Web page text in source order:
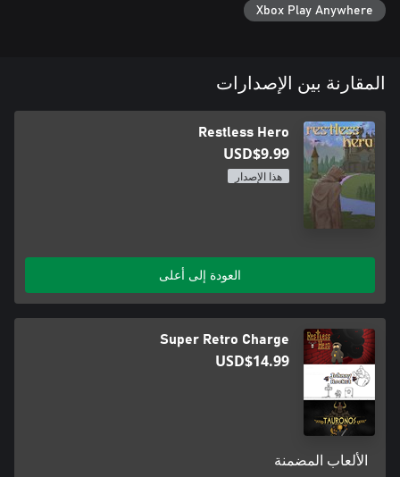
Xbox Play Anywhere
المقارنة بين الإصدارات
Restless Hero
USD$9.99
هذا الإصدار
العودة إلى أعلى
Super Retro Charge
USD$14.99
الألعاب المضمنة